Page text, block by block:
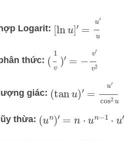
Logarit: [ln ]′= u
thức: ( 1v)′ v2
giác: (tan ′ = cos2
thừa: (un)′ =n ⋅u n −1⋅u